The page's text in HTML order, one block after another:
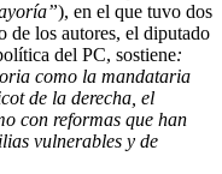
), en el que tuvo dos
de los autores, el diputado
del PC, sostiene:
como la mandataria
de la derecha, el
con reformas que han
vulnerables y de